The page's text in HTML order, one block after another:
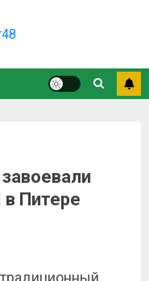
Питере